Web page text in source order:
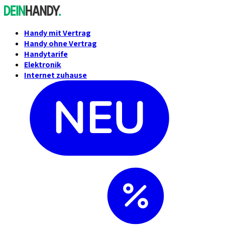
Handy mit Vertrag
Handy ohne Vertrag
Handytarife
Elektronik
Internet zuhause